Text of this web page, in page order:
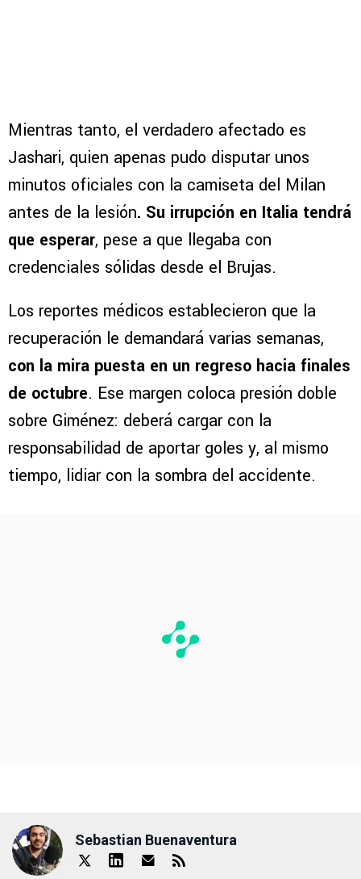
Mientras tanto, el verdadero afectado es
Jashari, quien apenas pudo disputar unos
minutos oficiales con la camiseta del Milan
antes de la lesión. Su irrupción en Italia tendrá
que esperar, pese a que llegaba con
credenciales sólidas desde el Brujas.
Los reportes médicos establecieron que la
recuperación le demandará varias semanas,
con la mira puesta en un regreso hacia finales
de octubre. Ese margen coloca presión doble
sobre Giménez: deberá cargar con la
responsabilidad de aportar goles y, al mismo
tiempo, lidiar con la sombra del accidente.
Sebastian Buenaventura